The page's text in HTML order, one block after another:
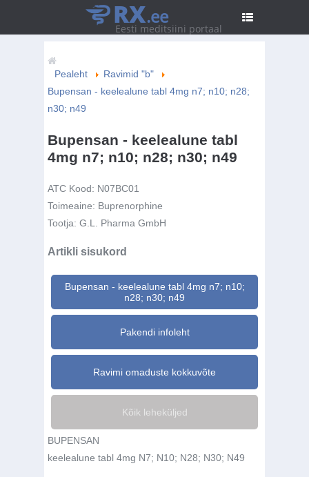
RX.ee
Eesti meditsiini portaal
Pealeht
Ravimid "b"
Bupensan - keelealune tabl 4mg n7; n10; n28;
n30; n49
Bupensan - keelealune tabl
4mg n7; n10; n28; n30; n49
ATC Kood: N07BC01
Toimeaine: Buprenorphine
Tootja: G.L. Pharma GmbH
Artikli sisukord
Bupensan - keelealune tabl 4mg n7; n10;
n28; n30; n49
Pakendi infoleht
Ravimi omaduste kokkuvõte
Kõik leheküljed
BUPENSAN
keelealune tabl 4mg N7; N10; N28; N30; N49